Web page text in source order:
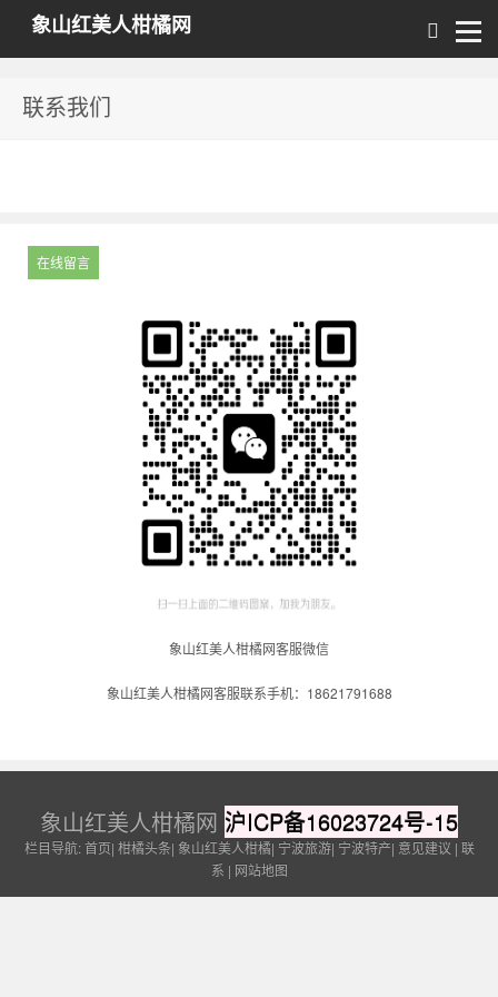
象山红美人柑橘网
联系我们
在线留言
象山红美人柑橘网客服微信
象山红美人柑橘网客服联系手机：18621791688
象山红美人柑橘网 沪ICP备16023724号-15
栏目导航:首页| 柑橘头条| 象山红美人柑橘| 宁波旅游| 宁波特产| 意见建议 | 联
系 | 网站地图